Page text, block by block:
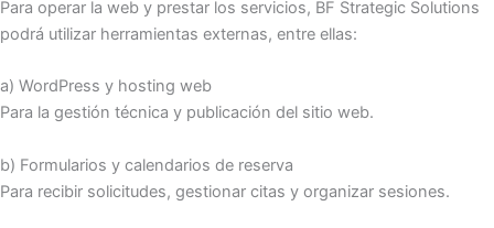
Para operar la web y prestar los servicios, BF Strategic Solutions
podrá utilizar herramientas externas, entre ellas:
a) WordPress y hosting web
Para la gestión técnica y publicación del sitio web.
b) Formularios y calendarios de reserva
Para recibir solicitudes, gestionar citas y organizar sesiones.